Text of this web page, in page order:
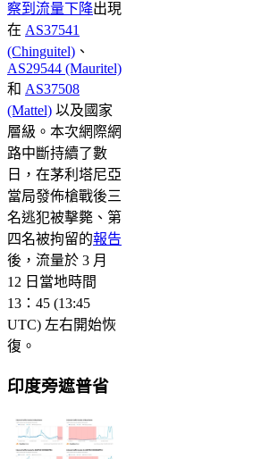
察到流量下降出現
在 AS37541
(Chinguitel) 、
AS29544 (Mauritel)
和 AS37508
(Mattel) 以及國家
層級。本次網際網
路中斷持續了數
日，在茅利塔尼亞
當局發佈槍戰後三
名逃犯被擊斃、第
四名被拘留的報告
後，流量於 3 月
12 日當地時間
13：45 (13:45
UTC) 左右開始恢
復。
印度旁遮普省